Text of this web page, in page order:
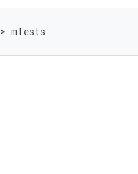
> mTests